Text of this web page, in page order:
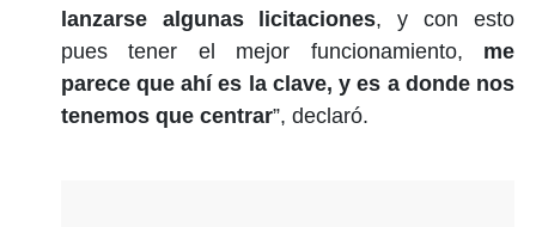
lanzarse algunas licitaciones, y con esto
pues tener el mejor funcionamiento, me
parece que ahí es la clave, y es a donde nos
tenemos que centrar”, declaró.